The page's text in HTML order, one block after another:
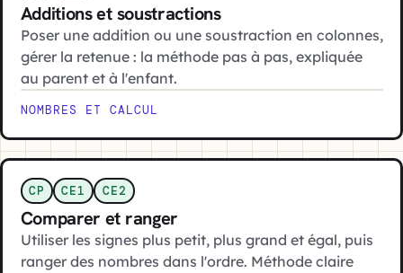
Additions et soustractions
Poser une addition ou une soustraction en colonnes,
gérer la retenue : la méthode pas à pas, expliquée
au parent et à l'enfant.
NOMBRES ET CALCUL
CP CE1 CE2
Comparer et ranger
Utiliser les signes plus petit, plus grand et égal, puis
ranger des nombres dans l'ordre. Méthode claire